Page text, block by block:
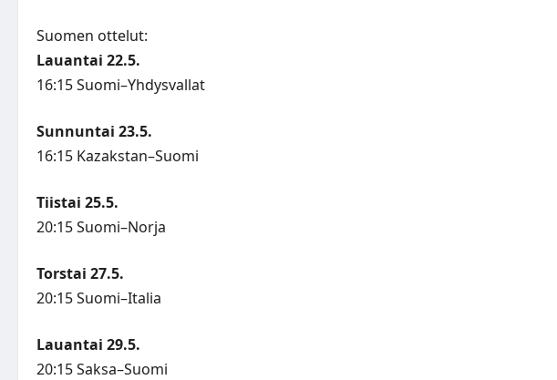
Suomen ottelut:
Lauantai 22.5.
16:15 Suomi–Yhdysvallat
Sunnuntai 23.5.
16:15 Kazakstan–Suomi
Tiistai 25.5.
20:15 Suomi–Norja
Torstai 27.5.
20:15 Suomi–Italia
Lauantai 29.5.
20:15 Saksa–Suomi